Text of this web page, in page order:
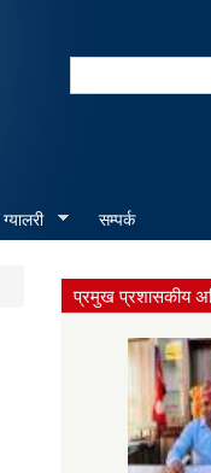
Search
ग्यालरी सम्पर्क
प्रमुख प्रशासकीय